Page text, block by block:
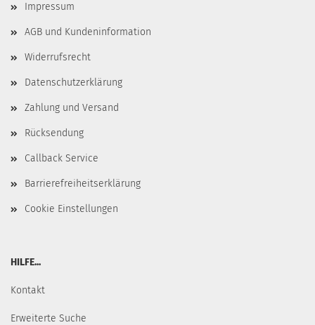
Impressum
AGB und Kundeninformation
Widerrufsrecht
Datenschutzerklärung
Zahlung und Versand
Rücksendung
Callback Service
Barrierefreiheitserklärung
Cookie Einstellungen
HILFE...
Kontakt
Erweiterte Suche